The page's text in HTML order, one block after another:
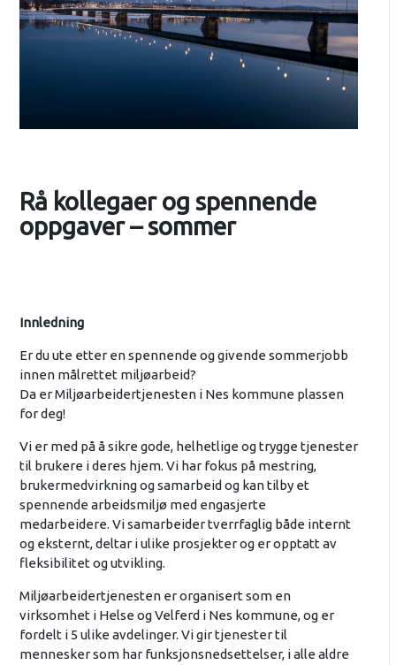
Rå kollegaer og spennende
oppgaver – sommer
Innledning
Er du ute etter en spennende og givende sommerjobb
innen målrettet miljøarbeid?
Da er Miljøarbeidertjenesten i Nes kommune plassen
for deg!
Vi er med på å sikre gode, helhetlige og trygge tjenester
til brukere i deres hjem. Vi har fokus på mestring,
brukermedvirkning og samarbeid og kan tilby et
spennende arbeidsmiljø med engasjerte
medarbeidere. Vi samarbeider tverrfaglig både internt
og eksternt, deltar i ulike prosjekter og er opptatt av
fleksibilitet og utvikling.
Miljøarbeidertjenesten er organisert som en
virksomhet i Helse og Velferd i Nes kommune, og er
fordelt i 5 ulike avdelinger. Vi gir tjenester til
mennesker som har funksjonsnedsettelser, i alle aldre